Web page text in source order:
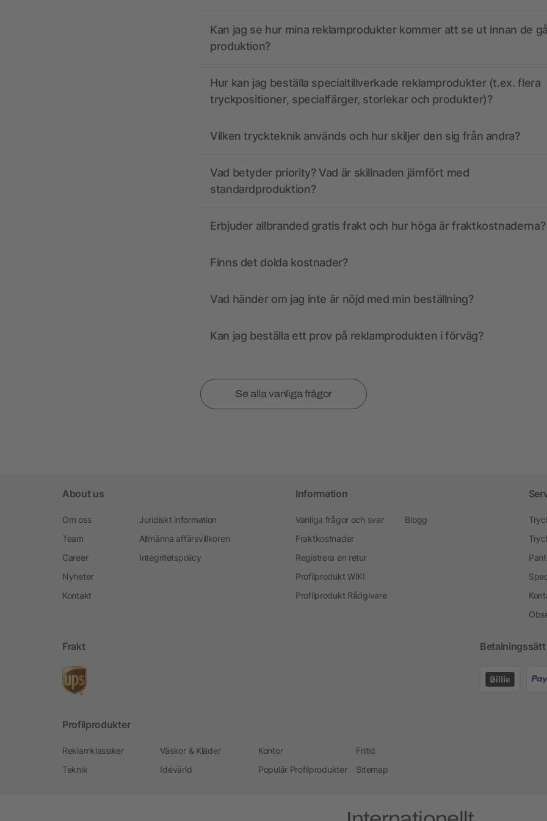
Kan jag se hur mina reklamprodukter kommer att se ut innan de
produktion?
Hur kan jag beställa specialtillverkade reklamprodukter (t.ex. flera
tryckpositioner, specialfärger, storlekar och produkter)?
Vilken tryckteknik används och hur skiljer den sig från andra?
Vad betyder priority? Vad är skillnaden jämfört med
standardproduktion?
Erbjuder allbranded gratis frakt och hur höga är fraktkostnaderna?
Finns det dolda kostnader?
Vad händer om jag inte är nöjd med min beställning?
Kan jag beställa ett prov på reklamprodukten i förväg?
Se alla vanliga frågor
About us
Om oss
Team
Career
Nyheter
Kontakt
Juridiskt information
Allmänna affärsvillkoren
Integritetspolicy
Information
Vanliga frågor och svar
Fraktkostnader
Registrera en retur
Profilprodukt WIKI
Profilprodukt Rådgivare
Blogg
Frakt Betalningssätt
Profilprodukter
Reklamklassiker Väskor & Kläder Kontor
Fritid
Teknik
Idévärld Populär Profilprodukter Sitemap